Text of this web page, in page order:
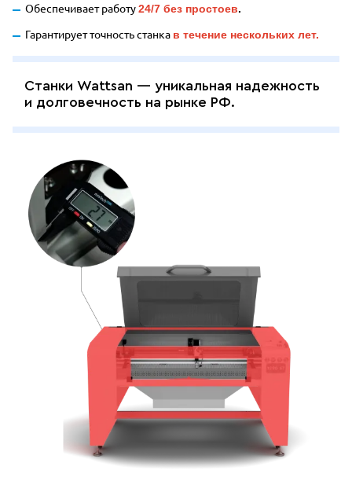
Обеспечивает работу24/7 без простоев.
Гарантирует точность станка в течение нескольких лет.
Станки Wattsan — уникальная надежность
и долговечность на рынке РФ.